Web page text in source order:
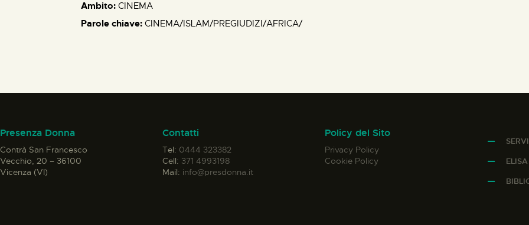
Ambito: CINEMA
Parole chiave: CINEMA/ISLAM/PREGIUDIZI/AFRICA/
Presenza Donna
Contrà San Francesco
Vecchio, 20 – 36100
Vicenza (VI)
Contatti
Tel: 0444 323382
Cell: 371 4993198
Mail: info@presdonna.it
Policy del Sito
Privacy Policy
Cookie Policy